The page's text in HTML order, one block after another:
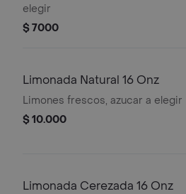
elegir
$ 7000
Limonada Natural 16 Onz
Limones frescos, azucar a elegir
$ 10.000
Limonada Cerezada 16 Onz